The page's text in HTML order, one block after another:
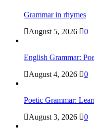
Grammar in rhymes
August 5, 2026
0
English Grammar:
August 4, 2026
0
Poetic Grammar:
August 3, 2026
0